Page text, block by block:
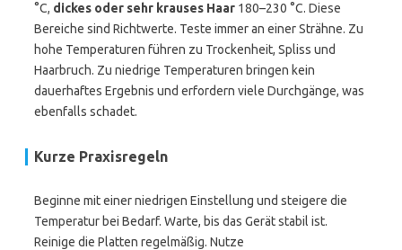
°C, dickes oder sehr krauses Haar 180–230 °C. Diese
Bereiche sind Richtwerte. Teste immer an einer Strähne. Zu
hohe Temperaturen führen zu Trockenheit, Spliss und
Haarbruch. Zu niedrige Temperaturen bringen kein
dauerhaftes Ergebnis und erfordern viele Durchgänge, was
ebenfalls schadet.
Kurze Praxisregeln
Beginne mit einer niedrigen Einstellung und steigere die
Temperatur bei Bedarf. Warte, bis das Gerät stabil ist.
Reinige die Platten regelmäßig. Nutze